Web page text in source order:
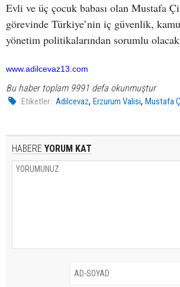
Evli ve üç çocuk babası olan Mustafa
görevinde Türkiye’nin iç güvenlik,
yönetim politikalarından sorumlu
www.adilcevaz13.com
Bu haber toplam 9991 defa okunmuştur
Etiketler : Adilcevaz,Erzurum Valisi,Mustafa
HABERE YORUM KAT